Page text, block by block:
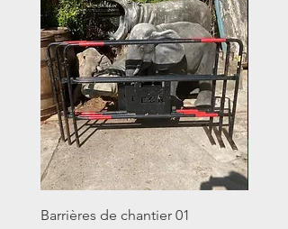
Barrières de chantier 01